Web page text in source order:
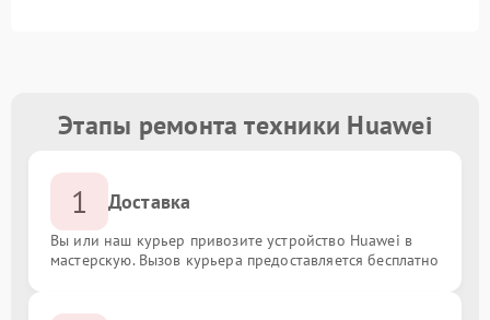
Этапы ремонта техники Huawei
1 Доставка
Вы или наш курьер привозите устройство Huawei в
мастерскую. Вызов курьера предоставляется бесплатно